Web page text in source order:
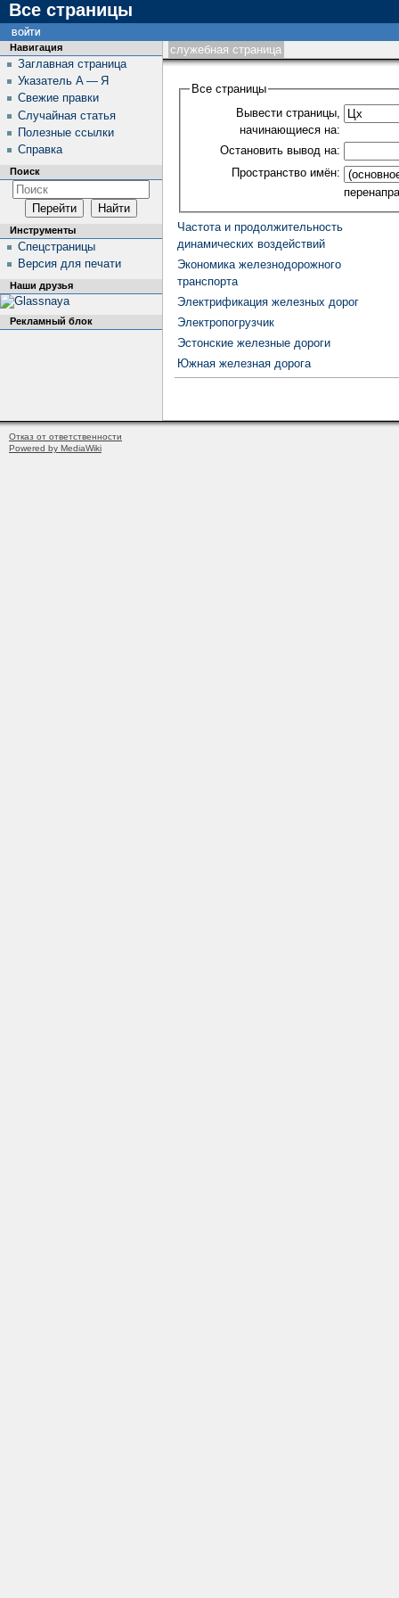
Все страницы
служебная страница
Все страницы
Вывести страницы,
начинающиеся на:
Остановить вывод на:
Пространство имён:
Частота и продолжительность
динамических воздействий
Экономика железнодорожного
транспорта
Электрификация железных дорог
Электропогрузчик
Эстонские железные дороги
Южная железная дорога
Навигация
Заглавная страница
Указатель А — Я
Свежие правки
Случайная статья
Полезные ссылки
Справка
Поиск
Инструменты
Спецстраницы
Версия для печати
Наши друзья
Рекламный блок
войти
Отказ от ответственности
Powered by MediaWiki